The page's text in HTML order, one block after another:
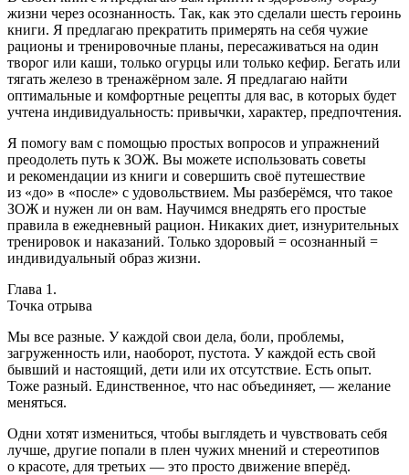
жизни через осознанность. Так, как это сделали шесть героинь
книги. Я предлагаю прекратить примерять на себя чужие
рационы и тренировочные планы, пересаживаться на один
творог или каши, только огурцы или только кефир. Бегать или
тягать железо в тренажёрном зале. Я предлагаю найти
оптимальные и комфортные рецепты для вас, в которых будет
учтена индивидуальность: привычки, характер, предпочтения.
Я помогу вам с помощью простых вопросов и упражнений
преодолеть путь к ЗОЖ. Вы можете использовать советы
и рекомендации из книги и совершить своё путешествие
из «до» в «после» с удовольствием. Мы разберёмся, что такое
ЗОЖ и нужен ли он вам. Научимся внедрять его простые
правила в ежедневный рацион. Никаких диет, изнурительных
тренировок и наказаний. Только здоровый = осознанный =
индивидуальный образ жизни.
Глава 1.
Точка отрыва
Мы все разные. У каждой свои дела, боли, проблемы,
загруженность или, наоборот, пустота. У каждой есть свой
бывший и настоящий, дети или их отсутствие. Есть опыт.
Тоже разный. Единственное, что нас объединяет, — желание
меняться.
Одни хотят измениться, чтобы выглядеть и чувствовать себя
лучше, другие попали в плен чужих мнений и стереотипов
о красоте, для третьих — это просто движение вперёд.